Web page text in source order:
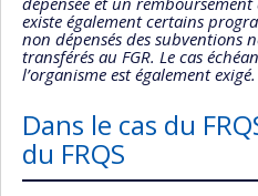
existe également certains
non dépensés des subventions
transférés au FGR. Le cas
l’organisme est également exigé.
Dans le cas du
du FRQS